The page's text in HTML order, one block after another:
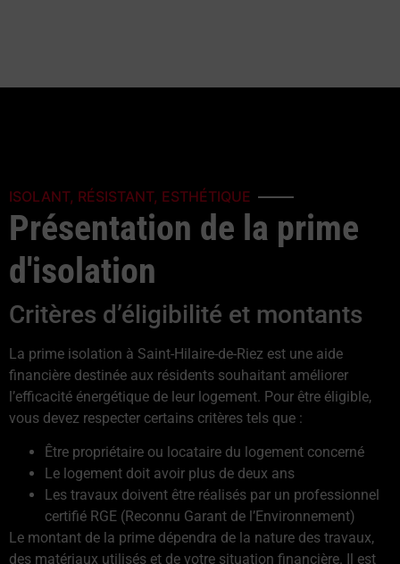
ISOLANT, RÉSISTANT, ESTHÉTIQUE
Présentation de la prime
d'isolation
Critères d’éligibilité et montants
La prime isolation à Saint-Hilaire-de-Riez est une aide
financière destinée aux résidents souhaitant améliorer
l’efficacité énergétique de leur logement. Pour être éligible,
vous devez respecter certains critères tels que :
Être propriétaire ou locataire du logement concerné
Le logement doit avoir plus de deux ans
Les travaux doivent être réalisés par un professionnel
certifié RGE (Reconnu Garant de l’Environnement)
Le montant de la prime dépendra de la nature des travaux,
des matériaux utilisés et de votre situation financière. Il est